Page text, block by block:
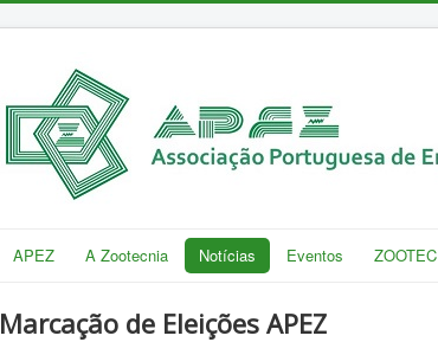
APEZ A Zootecnia Notícias Eventos ZOOTEC
Marcação de Eleições APEZ